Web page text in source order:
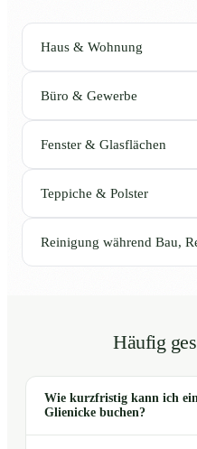
Haus & Wohnung
Büro & Gewerbe
Fenster & Glasflächen
Teppiche & Polster
Reinigung während Bau,
Häufig
Wie kurzfristig kann ich
Glienicke buchen?